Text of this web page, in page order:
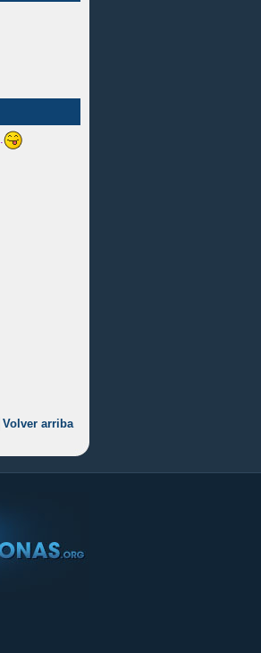
Volver arriba